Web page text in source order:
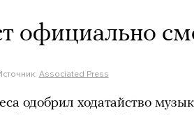
официально
Associated Press
одобрил ходатайство